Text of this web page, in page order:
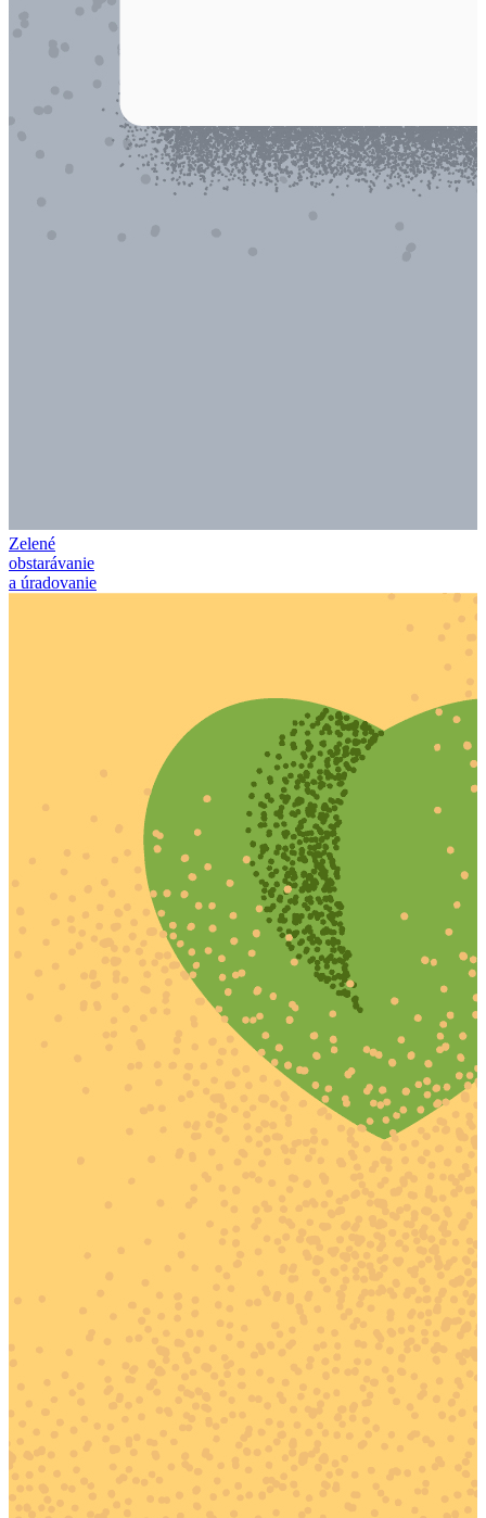
Zelené
obstarávanie
a úradovanie